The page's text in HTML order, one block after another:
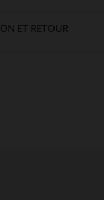
ET RETOUR